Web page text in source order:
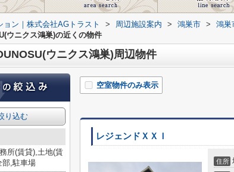
ン｜株式会社AGトラスト > 周辺施設案内 > 鴻巣市 > 鴻巣
ウニクス鴻巣)の近くの物件
ウニクス鴻巣)周辺物件
空室物件のみ表示
レジェンドＸＸＩ
住所
り込む
所(賃貸),土地(賃
部,駐車場